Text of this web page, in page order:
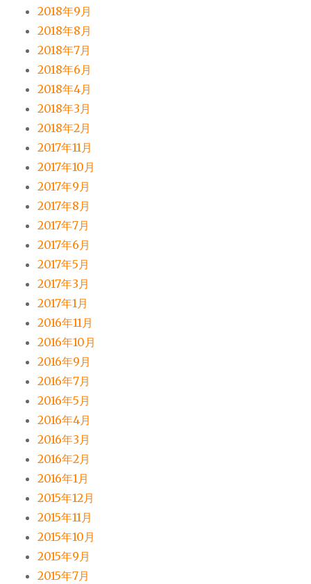
2018年9月
2018年8月
2018年7月
2018年6月
2018年4月
2018年3月
2018年2月
2017年11月
2017年10月
2017年9月
2017年8月
2017年7月
2017年6月
2017年5月
2017年3月
2017年1月
2016年11月
2016年10月
2016年9月
2016年7月
2016年5月
2016年4月
2016年3月
2016年2月
2016年1月
2015年12月
2015年11月
2015年10月
2015年9月
2015年7月